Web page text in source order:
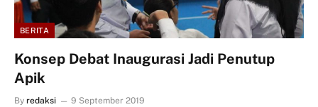
BERITA
Konsep Debat Inaugurasi Jadi Penutup
Apik
By redaksi 9 September 2019